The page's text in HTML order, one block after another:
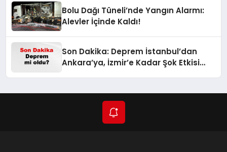
Bolu Dağı Tüneli’nde Yangın Alarmı:
Alevler İçinde Kaldı!
Son Dakika: Deprem İstanbul’dan
Ankara’ya, İzmir’e Kadar Şok Etkisi